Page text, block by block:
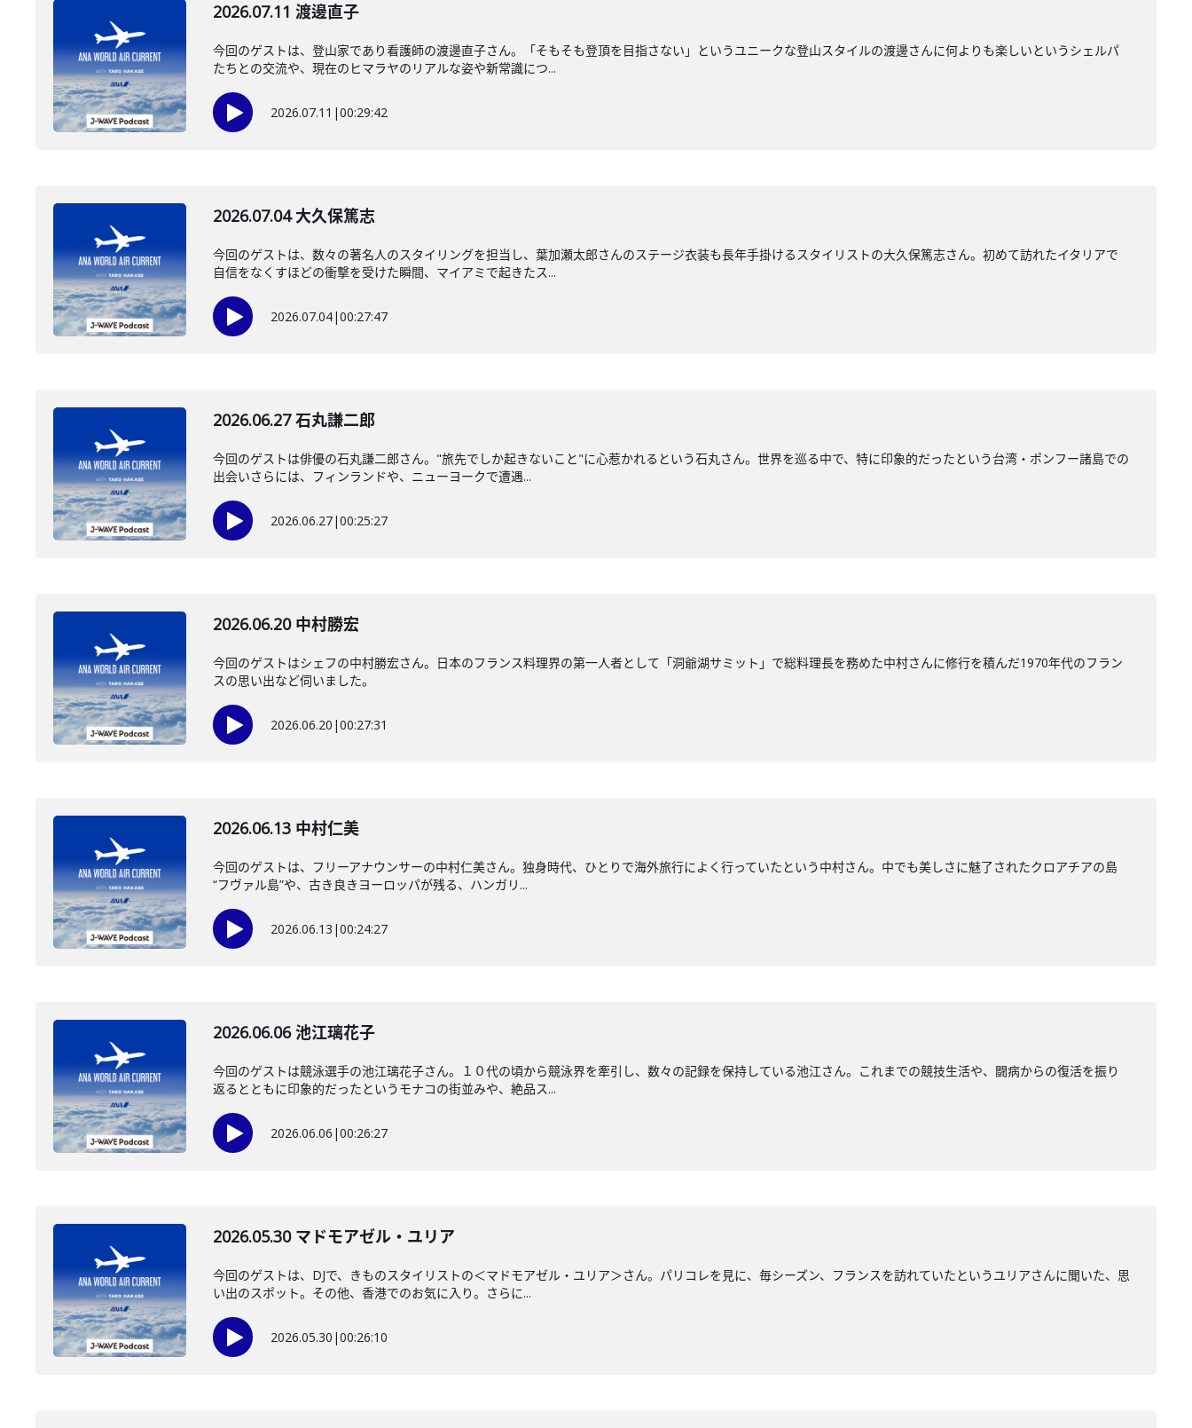
2026.07.11 渡邊直子
今回のゲストは、登山家であり看護師の渡邊直子さん。「そもそも登頂を目指さない」というユニークな登山スタイルの渡邊さんに何よりも楽しいというシェルパ
たちとの交流や、現在のヒマラヤのリアルな姿や新常識につ...
2026.07.11 |00:29:42
2026.07.04 大久保篤志
今回のゲストは、数々の著名人のスタイリングを担当し、葉加瀬太郎さんのステージ衣装も長年手掛けるスタイリストの大久保篤志さん。初めて訪れたイタリアで
自信をなくすほどの衝撃を受けた瞬間、マイアミで起きたス...
2026.07.04|00:27:47
2026.06.27 石丸謙二郎
今回のゲストは俳優の石丸謙二郎さん。"旅先でしか起きないこと"に心惹かれるという石丸さん。世界を巡る中で、特に印象的だったという台湾・ポンフー諸島での
出会いさらには、フィンランドや、ニューヨークで遭遇...
2026.06.27|00:25:27
2026.06.20 中村勝宏
今回のゲストはシェフの中村勝宏さん。日本のフランス料理界の第一人者として「洞爺湖サミット」で総料理長を務めた中村さんに修行を積んだ1970年代のフラン
スの思い出など伺いました。
2026.06.20 |00:27:31
2026.06.13 中村仁美
今回のゲストは、フリーアナウンサーの中村仁美さん。独身時代、ひとりで海外旅行によく行っていたという中村さん。中でも美しさに魅了されたクロアチアの島
“フヴァル島”や、古き良きヨーロッパが残る、ハンガリ...
2026.06.13 |00:24:27
2026.06.06 池江璃花子
今回のゲストは競泳選手の池江璃花子さん。１０代の頃から競泳界を牽引し、数々の記録を保持している池江さん。これまでの競技生活や、闘病からの復活を振り
返るとともに印象的だったというモナコの街並みや、絶品ス...
2026.06.06 |00:26:27
2026.05.30 マドモアゼル・ユリア
今回のゲストは、DJで、きものスタイリストの＜マドモアゼル・ユリア＞さん。パリコレを見に、毎シーズン、フランスを訪れていたというユリアさんに聞いた、思
い出のスポット。その他、香港でのお気に入り。さらに...
2026.05.30 |00:26:10